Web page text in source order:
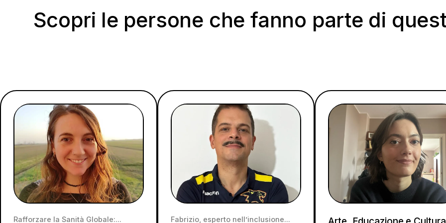
Scopri le persone che fanno parte di
Rafforzare la Sanità Globale: Fabrizio, esperto nell’inclusione